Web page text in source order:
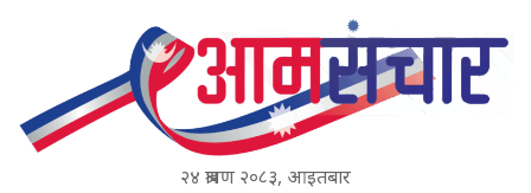
२४ श्रावण २०८३, आइतबार